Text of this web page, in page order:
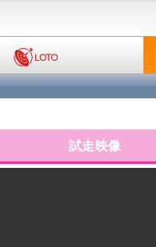
試走映像